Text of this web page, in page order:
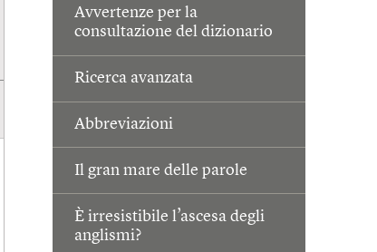
Avvertenze per la
consultazione del dizionario
Ricerca avanzata
Abbreviazioni
Il gran mare delle parole
È irresistibile l’ascesa degli
anglismi?